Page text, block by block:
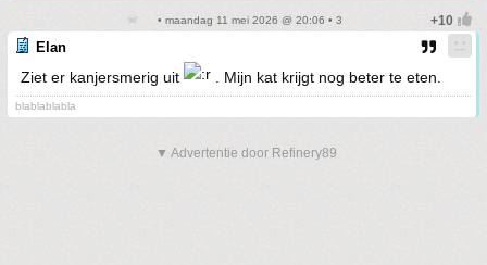
• maandag 11 mei 2026 @ 20:06 • 3
Elan
Ziet er kanjersmerig uit . Mijn kat krijgt nog beter te eten.
blablablabla
▼ Advertentie door Refinery89